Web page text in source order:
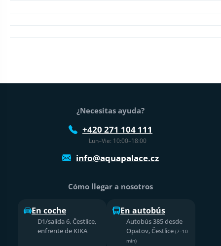
Pie de página
¿Necesitas ayuda?
+420 271 104 111
Lun–Vie: 10:00–18:00
info@aquapalace.cz
Cómo llegar a nosotros
En coche
D1/salida 6, Čestlice,
enfrente de KIKA
En autobús
Autobús 385 desde
Opatov, Čestlice (7–10
min)